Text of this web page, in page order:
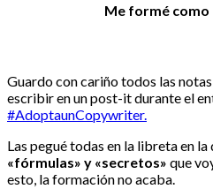
Me formé
Guardo con cariño todos las
escribir en un post-it durante el
#AdoptaunCopywriter.
Las pegué todas en la libreta en
«fórmulas» y «secretos» que
esto, la formación no acaba.